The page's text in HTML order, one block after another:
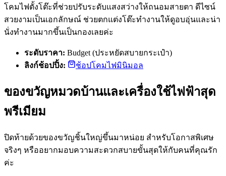
โคมไฟตั้งโต๊ะที่ช่วยปรับระดับแสงสว่างให้ถนอมสายตา ดีไซน์
สวยงามเป็นเอกลักษณ์ ช่วยตกแต่งโต๊ะทำงานให้ดูอบอุ่นและน่า
นั่งทำงานมากขึ้นเป็นกองเลยค่ะ
ระดับราคา: Budget (ประหยัดสบายกระเป๋า)
ลิงก์ช้อปปิ้ง:
ช้อปโคมไฟมินิมอล
ของขวัญหมวดบ้านและเครื่องใช้ไฟฟ้าสุด
พรีเมียม
ปิดท้ายด้วยของขวัญชิ้นใหญ่ขึ้นมาหน่อย สำหรับโอกาสพิเศษ
จริงๆ หรืออยากมอบความสะดวกสบายขั้นสุดให้กับคนที่คุณรัก
ค่ะ